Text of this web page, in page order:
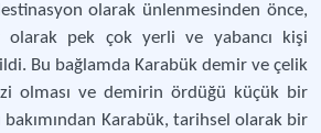
olarak ünlenmesinden önce,
olarak pek çok yerli ve yabancı kişi
Bu bağlamda Karabük demir ve çelik
olması ve demirin ördüğü küçük bir
Karabük, tarihsel olarak bir